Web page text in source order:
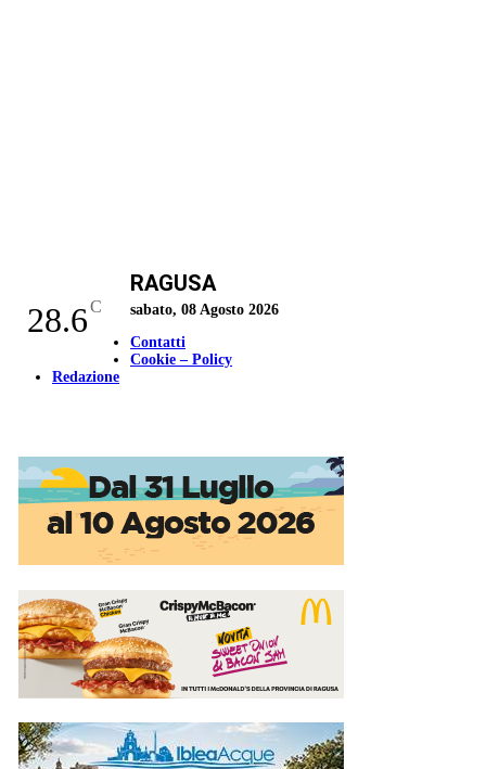
28.6C
RAGUSA
sabato, 08 Agosto 2026
Contatti
Cookie – Policy
Redazione